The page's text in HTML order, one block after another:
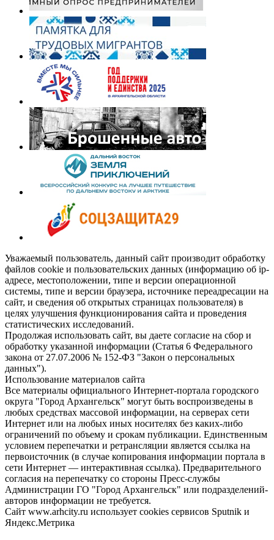
Уважаемый пользователь, данный сайт производит обработку
файлов cookie и пользовательских данных (информацию об ip-
адресе, местоположении, типе и версии операционной
системы, типе и версии браузера, источнике переадресации на
сайт, и сведения об открытых страницах пользователя) в
целях улучшения функционирования сайта и проведения
статистических исследований.
Продолжая использовать сайт, вы даете согласие на сбор и
обработку указанной информации (Статья 6 Федерального
закона от 27.07.2006 № 152-ФЗ "Закон о персональных
данных").
Использование материалов сайта
Все материалы официального Интернет-портала городского
округа "Город Архангельск" могут быть воспроизведены в
любых средствах массовой информации, на серверах сети
Интернет или на любых иных носителях без каких-либо
ограничений по объему и срокам публикации. Единственным
условием перепечатки и ретрансляции является ссылка на
первоисточник (в случае копирования информации портала в
сети Интернет — интерактивная ссылка). Предварительного
согласия на перепечатку со стороны Пресс-службы
Администрации ГО "Город Архангельск" или подразделений-
авторов информации не требуется.
Сайт www.arhcity.ru использует cookies сервисов Sputnik и
Яндекс.Метрика